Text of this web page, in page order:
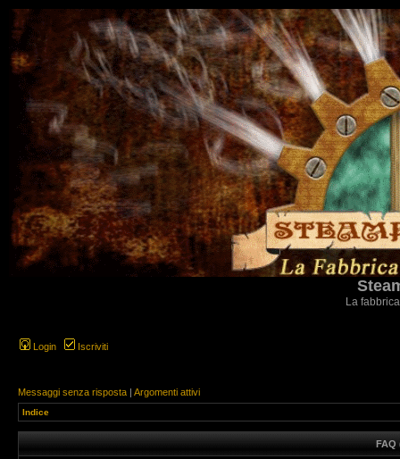
La
Login Iscriviti
Messaggi senza risposta | Argomenti attivi
Indice
FAQ